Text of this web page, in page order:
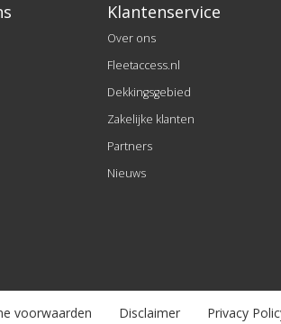
Klantenservice
Over ons
Fleetaccess.nl
Dekkingsgebied
Zakelijke klanten
Partners
Nieuws
voorwaarden Disclaimer Privacy